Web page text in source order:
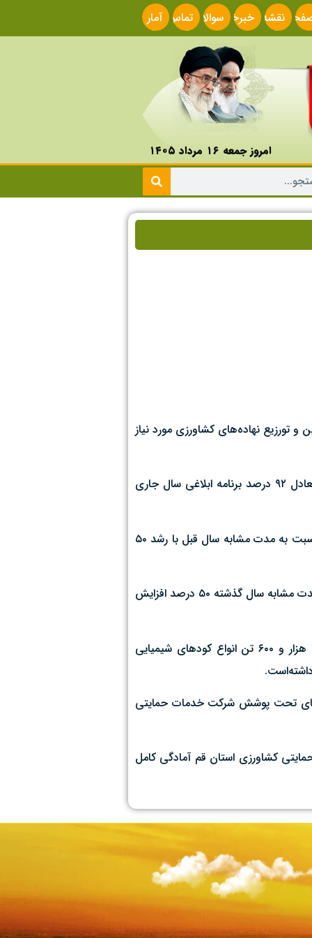
نقشه
سایت
خبرخوانسوالات
متداول
تماس
با ما
آمار
سایت
امروز جمعه ۱۶ مرداد ۱۴۰۵
نهاده‌های کشاورزی مورد نیاز
روز یکشنبه در گفت‌وگو با خبرنگار ایرنا افزود: از ابتدای سال ۱۴۰۴ تاکنون ۱۵ هزار و ۵۰۰ تن انواع کودهای شیمیایی یارانه‌ای معادل ۹۲ درصد برنامه ابلاغی سال جاری
وی همچنین با اشاره به اهمیت کود اوره در تولید محصولات کشاورزی افزود: توزیع کود اوره یارانه‌ای در استان از ابتدای سالجاری تاکنون نسبت به مدت مشابه سال قبل با رشد ۵۰
وی ادامه داد: در همین بازه زمانی، ۱۱ هزار و ۳۰۰ تن کود اوره یارانه‌ای معادل ۹۳ درصد برنامه ابلاغی سال ۱۴۰۴ تأمین شده که نسبت به مدت مشابه سال گذشته ۵۰ درصد افزایش
حسین زند با بیان اینکه بخش عمده کودهای تأمین‌شده در اختیار کشاورزان قرار گرفته‌است، تصریح کرد: از ابتدای سالجاری تاکنون ۱۲ هزار و ۶۰۰ تن انواع کودهای شیمیایی
ازته، فسفاته و پتاسه در انبارهای تحت پوشش شرکت خدمات حمایتی
کشاورزی استان قم آمادگی کامل